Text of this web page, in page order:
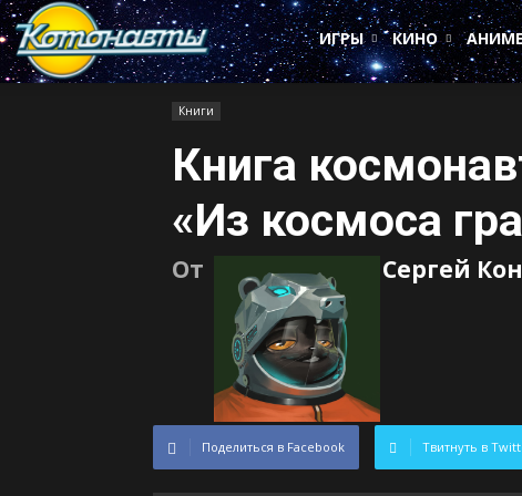
Котонавты
ИГРЫ
КИНО
Книги
Книга
«Из космоса
От Сергей
Поделиться в Facebook Твитнуть в